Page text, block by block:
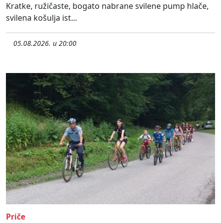
Kratke, ružičaste, bogato nabrane svilene pump hlače,
svilena košulja ist...
05.08.2026. u 20:00
Priče